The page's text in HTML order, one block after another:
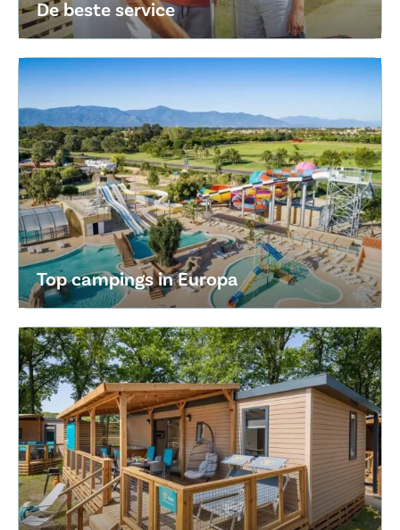
De beste service
Top campings in Europa